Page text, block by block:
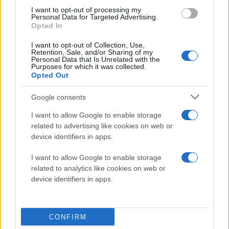
I want to opt-out of processing my
Personal Data for Targeted Advertising.
Opted In
I want to opt-out of Collection, Use,
Retention, Sale, and/or Sharing of my
Personal Data that Is Unrelated with the
Purposes for which it was collected.
Opted Out
Google consents
I want to allow Google to enable storage
related to advertising like cookies on web or
device identifiers in apps.
I want to allow Google to enable storage
related to analytics like cookies on web or
device identifiers in apps.
CONFIRM
"Είναι ένας πολύ ενδιαφέρων διαγωνισμός
οπαδούς μας. Τα δύο νέα smartphones θα
επεκτείνουν το φετινό κατάλογο μας με
συσκευές για mobile entertainment"
Τρόπος συμμετοχής:
Επισκεφθείτε τη σελίδα της
στο
Facebook
Μαντέψτε το όνομα των νέων smartphones (txt
pro, text mini messanger, mix walkman, mixing mini,
messaging pro και mini walkman) και εξηγήστε
μέσα σε 50 λέξεις γιατί το review σας θα ξεχωρίζει
από τα άλλα
που θα λάβουν συσκευή